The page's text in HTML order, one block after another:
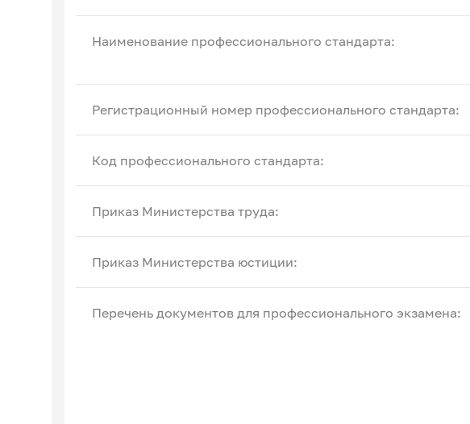
Наименование профессионального стандарта:
Регистрационный номер профессионального стандарта:
Код профессионального стандарта:
Приказ Министерства труда:
Приказ Министерства юстиции:
Перечень документов для профессионального экзамена: